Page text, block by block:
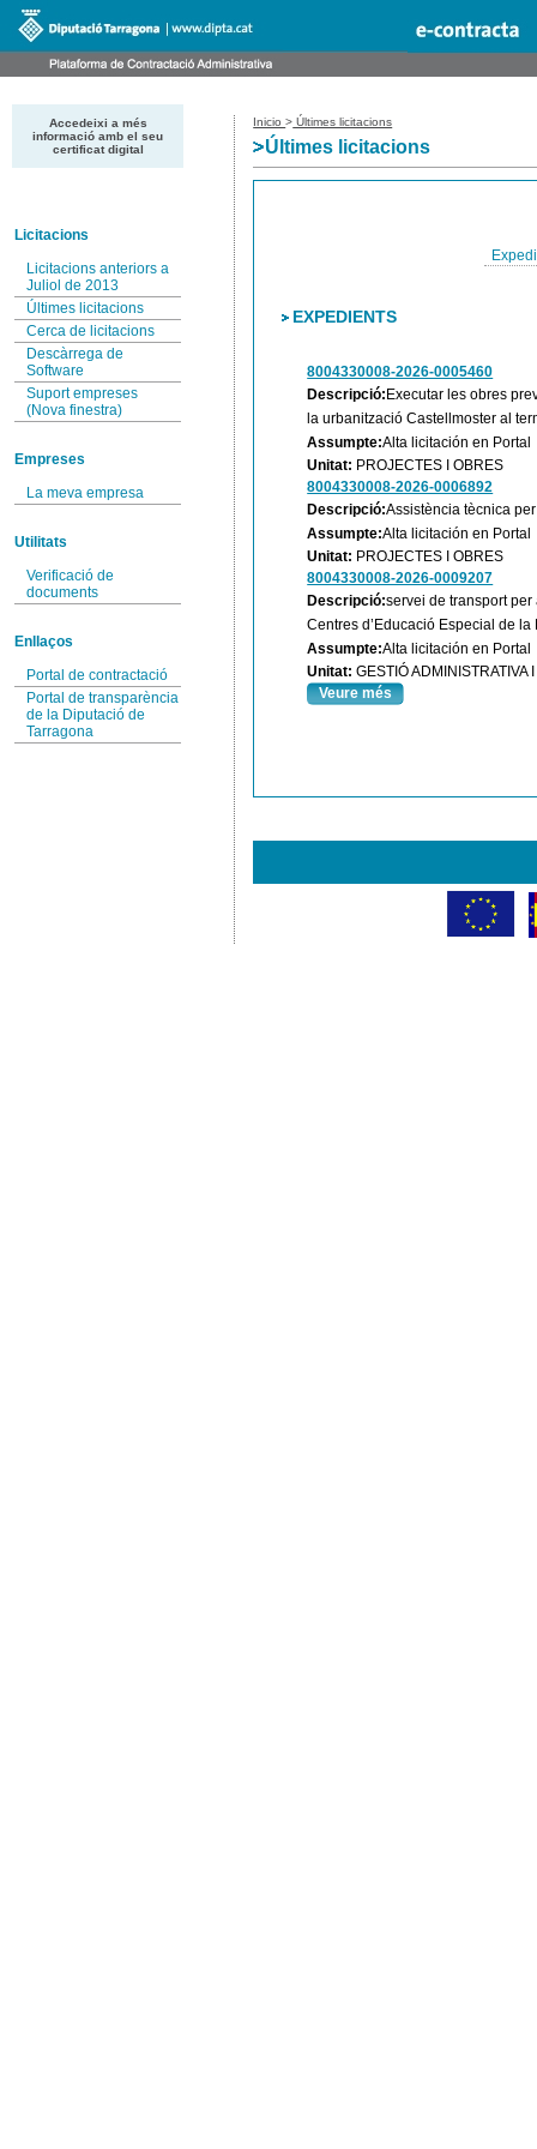
Accedeixi a més
informació amb el seu
certificat digital
Licitacions
Licitacions anteriors a
Juliol de 2013
Últimes licitacions
Cerca de licitacions
Descàrrega de
Software
Suport empreses
(Nova finestra)
Empreses
La meva empresa
Utilitats
Verificació de
documents
Enllaços
Portal de contractació
Portal de transparència
de la Diputació de
Tarragona
Inicio> Últimes licitacions
Últimes licitacions
EXPEDIENTS
8004330008-2026-0005460
Descripció:Executar les obres
la urbanització Castellmoster al
Assumpte:Alta licitación en Portal
Unitat: PROJECTES I OBRES
8004330008-2026-0006892
Descripció:Assistència tècnica
Assumpte:Alta licitación en Portal
Unitat: PROJECTES I OBRES
8004330008-2026-0009207
Descripció:servei de transport
Centres d’Educació Especial de
Assumpte:Alta licitación en Portal
Unitat:GESTIÓ ADMINISTRATIVA
Veure més